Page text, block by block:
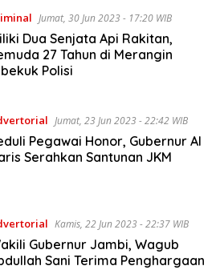
Jumat, 30 Jun 2023 - 17:20 WIB
Dua Senjata Api Rakitan,
27 Tahun di Merangin
Polisi
Jumat, 23 Jun 2023 - 22:42 WIB
Pegawai Honor, Gubernur Al
Serahkan Santunan JKM
Kamis, 22 Jun 2023 - 22:37 WIB
Gubernur Jambi, Wagub
Sani Terima Penghargaan